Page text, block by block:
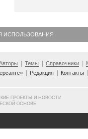
ИСПОЛЬЗОВАНИЯ
Темы Справочники
Редакция Контакты
ПРОЕКТЫ И НОВОСТИ
ОСНОВЕ